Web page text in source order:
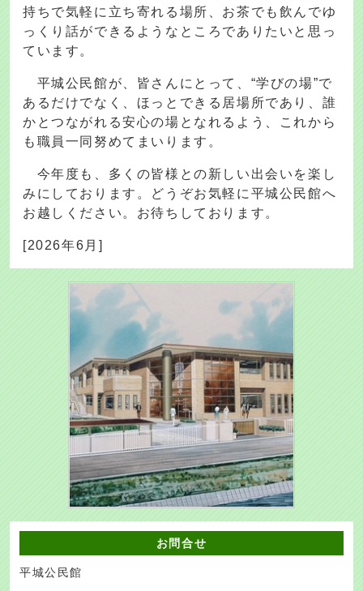
持ちで気軽に立ち寄れる場所、お茶でも飲んでゆ
っくり話ができるようなところでありたいと思っ
ています。
平城公民館が、皆さんにとって、“学びの場”で
あるだけでなく、ほっとできる居場所であり、誰
かとつながれる安心の場となれるよう、これから
も職員一同努めてまいります。
今年度も、多くの皆様との新しい出会いを楽し
みにしております。どうぞお気軽に平城公民館へ
お越しください。お待ちしております。
[2026年6月]
お問合せ
平城公民館